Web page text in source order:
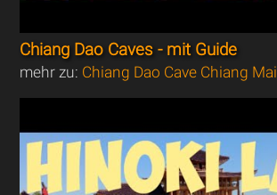
Chiang Dao Caves - mit Guide
mehr zu: Chiang Dao Cave Chiang Mai